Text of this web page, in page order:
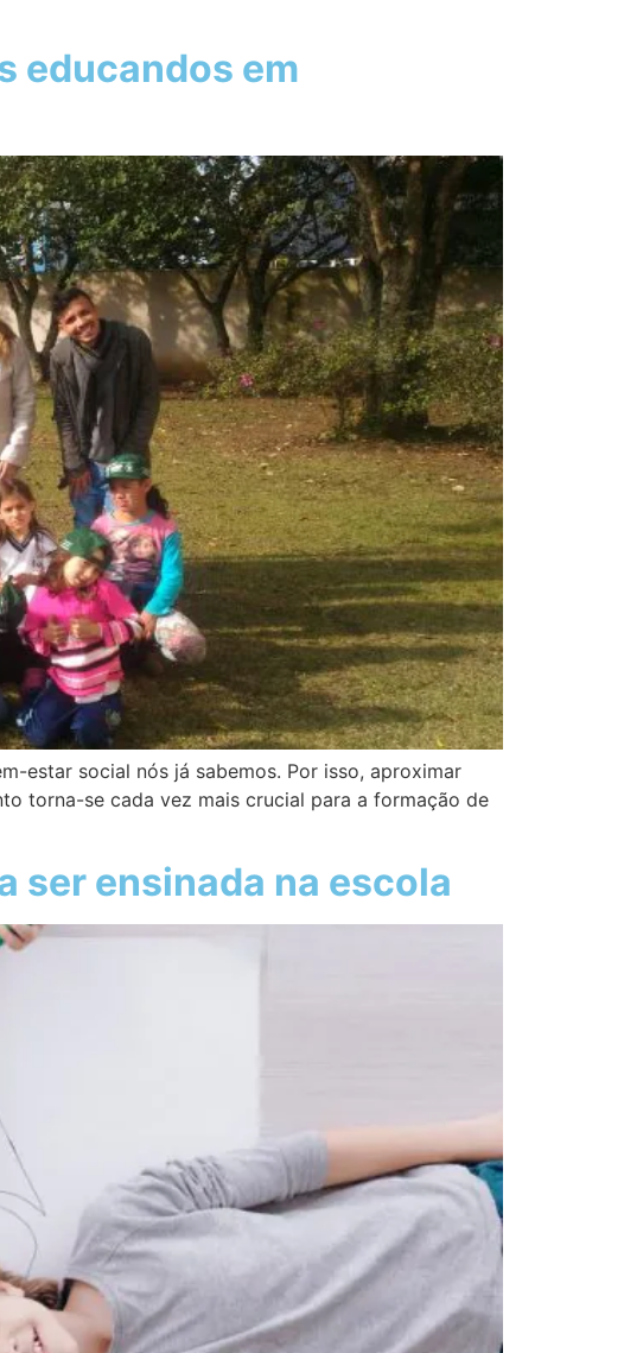
educandos em
estar social nós já sabemos. Por isso, aproximar
torna-se cada vez mais crucial para a formação de
ser ensinada na escola